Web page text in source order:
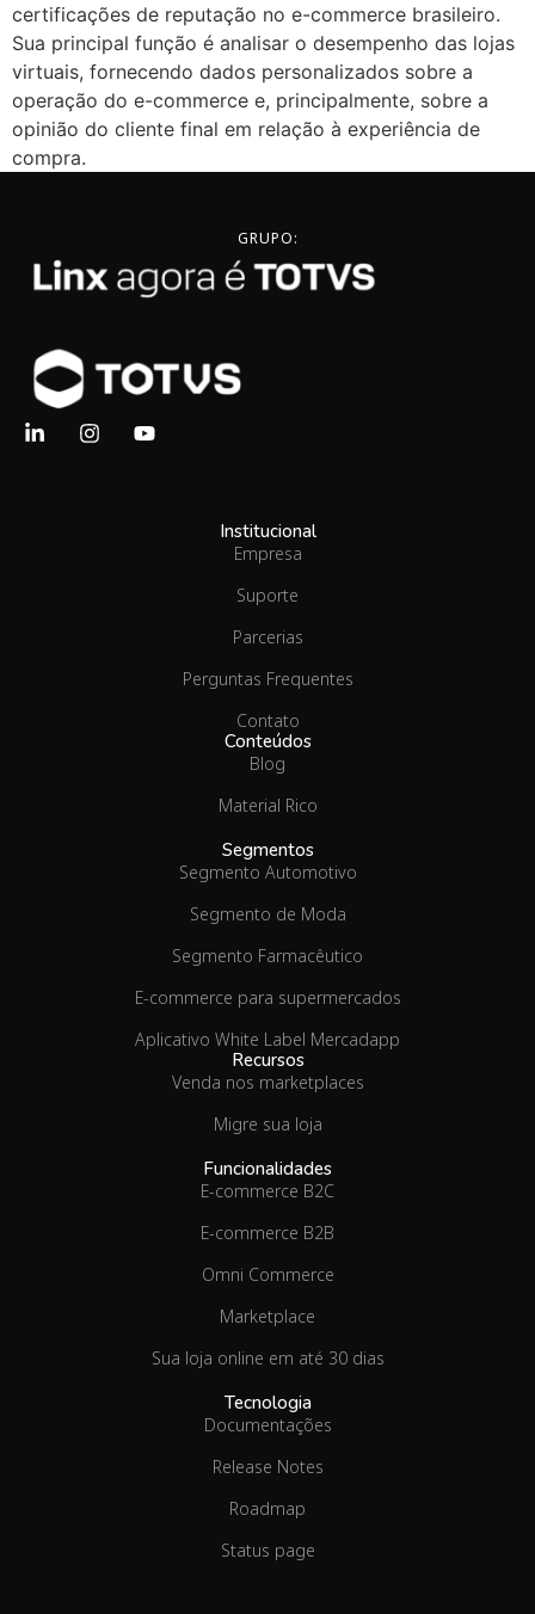
certificações de reputação no e-commerce brasileiro.
Sua principal função é analisar o desempenho das lojas
virtuais, fornecendo dados personalizados sobre a
operação do e-commerce e, principalmente, sobre a
opinião do cliente final em relação à experiência de
compra.
GRUPO:
Institucional
Empresa
Suporte
Parcerias
Perguntas Frequentes
Contato
Conteúdos
Blog
Material Rico
Segmentos
Segmento Automotivo
Segmento de Moda
Segmento Farmacêutico
E-commerce para supermercados
Aplicativo White Label Mercadapp
Recursos
Venda nos marketplaces
Migre sua loja
Funcionalidades
E-commerce B2C
E-commerce B2B
Omni Commerce
Marketplace
Sua loja online em até 30 dias
Tecnologia
Documentações
Release Notes
Roadmap
Status page